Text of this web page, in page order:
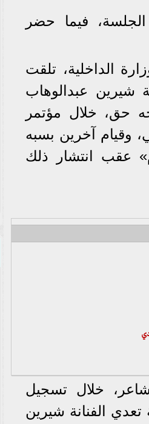
فيما حضر
الداخلية، تلقت
شيرين عبدالوهاب
حق، خلال مؤتمر
وقيام آخرين بسبه
عقب انتشار ذلك
خلال تسجيل
الفنانة شيرين